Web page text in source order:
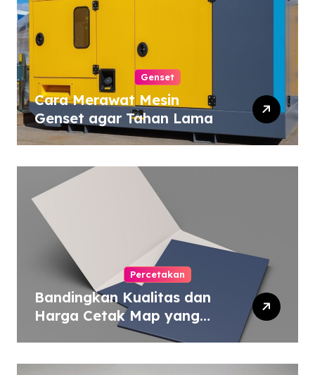
Genset
Cara Merawat Mesin
Genset agar Tahan Lama
Percetakan
Bandingkan Kualitas dan
Harga Cetak Map yang
Murah atau Mahal